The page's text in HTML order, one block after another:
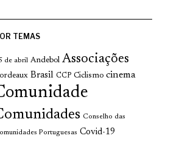
TEMAS
de abril Andebol Associações
Brasil CCP Ciclismo cinema
Conselho das
Portuguesas Covid-19